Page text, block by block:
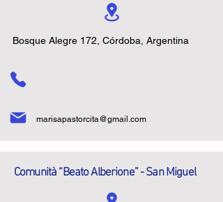
Bosque Alegre 172, Córdoba, Argentina
marisapastorcita@gmail.com
Comunità “Beato Alberione” - San Miguel